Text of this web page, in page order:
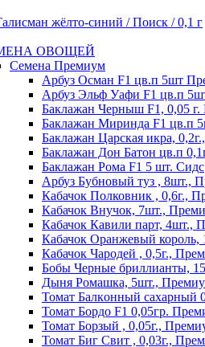
жёлто-синий / Поиск / 0,1 г
ОВОЩЕЙ
Семена Премиум
Арбуз Осман F1 цв.п 5шт
Арбуз Эльф Уафи F1 цв.п
Баклажан Черныш F1, 0,05
Баклажан Миринда F1 цв.п
Баклажан Царская икра,
Баклажан Дон Батон цв.п
Баклажан Рома F1 5 шт. Сидс
Арбуз Бубновый туз , 8шт.,
Кабачок Полковник , 0,6г.,
Кабачок Внучок, 7шт.,
Кабачок Кавили парт, 4шт.,
Кабачок Оранжевый
Кабачок Чародей , 0,5г.,
Бобы Черные бриллианты,
Дыня Ромашка, 5шт.,
Томат Бaлкoнный caxapный
Томат Бордо F1 0,05гр.
Томат Борзый , 0,05г.,
Томат Биг Свит , 0,03г.,